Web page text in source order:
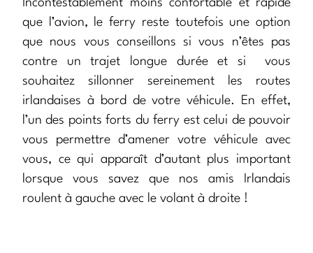
Incontestablement moins confortable et rapide
que l’avion, le ferry reste toutefois une option
que nous vous conseillons si vous n’êtes pas
contre un trajet longue durée et si vous
souhaitez sillonner sereinement les routes
irlandaises à bord de votre véhicule. En effet,
l’un des points forts du ferry est celui de pouvoir
vous permettre d’amener votre véhicule avec
vous, ce qui apparaît d’autant plus important
lorsque vous savez que nos amis Irlandais
roulent à gauche avec le volant à droite !